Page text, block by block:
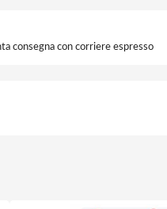
consegna con corriere espresso